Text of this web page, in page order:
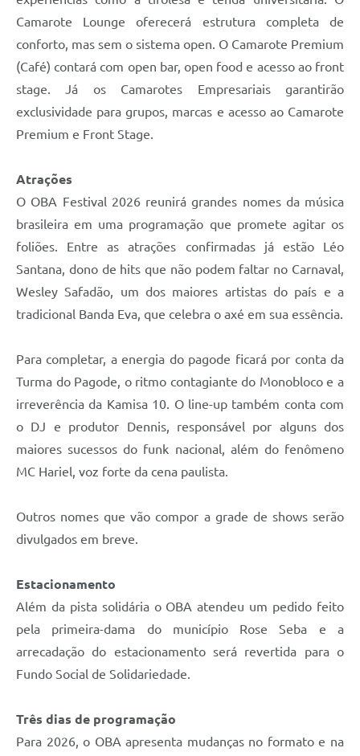
Camarote Lounge oferecerá estrutura completa de
conforto, mas sem o sistema open. O Camarote Premium
(Café) contará com open bar, open food e acesso ao front
stage. Já os Camarotes Empresariais garantirão
exclusividade para grupos, marcas e acesso ao Camarote
Premium e Front Stage.
Atrações
O OBA Festival 2026 reunirá grandes nomes da música
brasileira em uma programação que promete agitar os
foliões. Entre as atrações confirmadas já estão Léo
Santana, dono de hits que não podem faltar no Carnaval,
Wesley Safadão, um dos maiores artistas do país e a
tradicional Banda Eva, que celebra o axé em sua essência.
Para completar, a energia do pagode ficará por conta da
Turma do Pagode, o ritmo contagiante do Monobloco e a
irreverência da Kamisa 10. O line-up também conta com
o DJ e produtor Dennis, responsável por alguns dos
maiores sucessos do funk nacional, além do fenômeno
MC Hariel, voz forte da cena paulista.
Outros nomes que vão compor a grade de shows serão
divulgados em breve.
Estacionamento
Além da pista solidária o OBA atendeu um pedido feito
pela primeira-dama do município Rose Seba e a
arrecadação do estacionamento será revertida para o
Fundo Social de Solidariedade.
Três dias de programação
Para 2026, o OBA apresenta mudanças no formato e na